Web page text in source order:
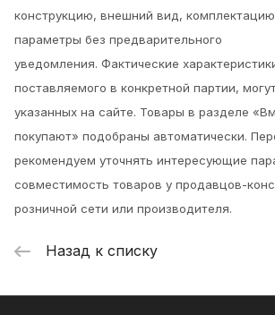
конструкцию, внешний вид, комплектацию
параметры без предварительного
уведомления. Фактические
поставляемого в конкретной партии,
указанных на сайте. Товары в разделе
покупают» подобраны автоматически.
рекомендуем уточнять интересующие
совместимость товаров у продавцов-
розничной сети или производителя.
Назад к списку